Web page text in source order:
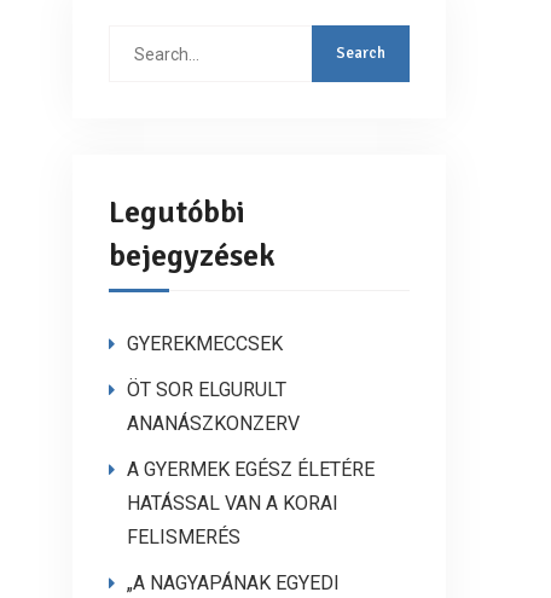
Search
Legutóbbi
bejegyzések
GYEREKMECCSEK
ÖT SOR ELGURULT
ANANÁSZKONZERV
A GYERMEK EGÉSZ ÉLETÉRE
HATÁSSAL VAN A KORAI
FELISMERÉS
„A NAGYAPÁNAK EGYEDI